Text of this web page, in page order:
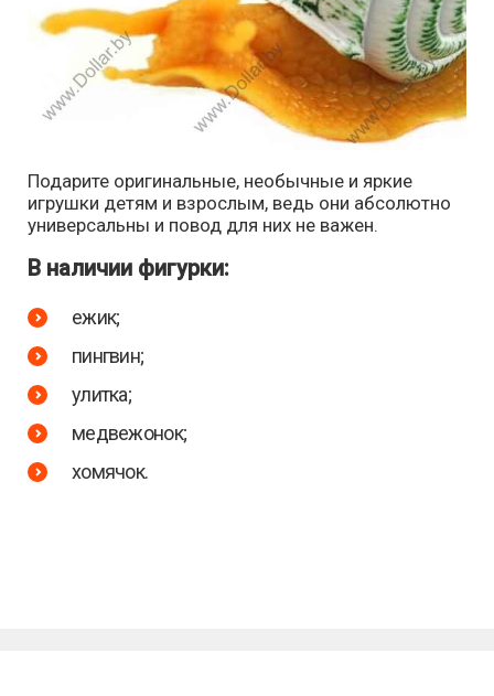
Подарите оригинальные, необычные и яркие
игрушки детям и взрослым, ведь они абсолютно
универсальны и повод для них не важен.
В наличии фигурки:
ежик;
пингвин;
улитка;
медвежонок;
хомячок.